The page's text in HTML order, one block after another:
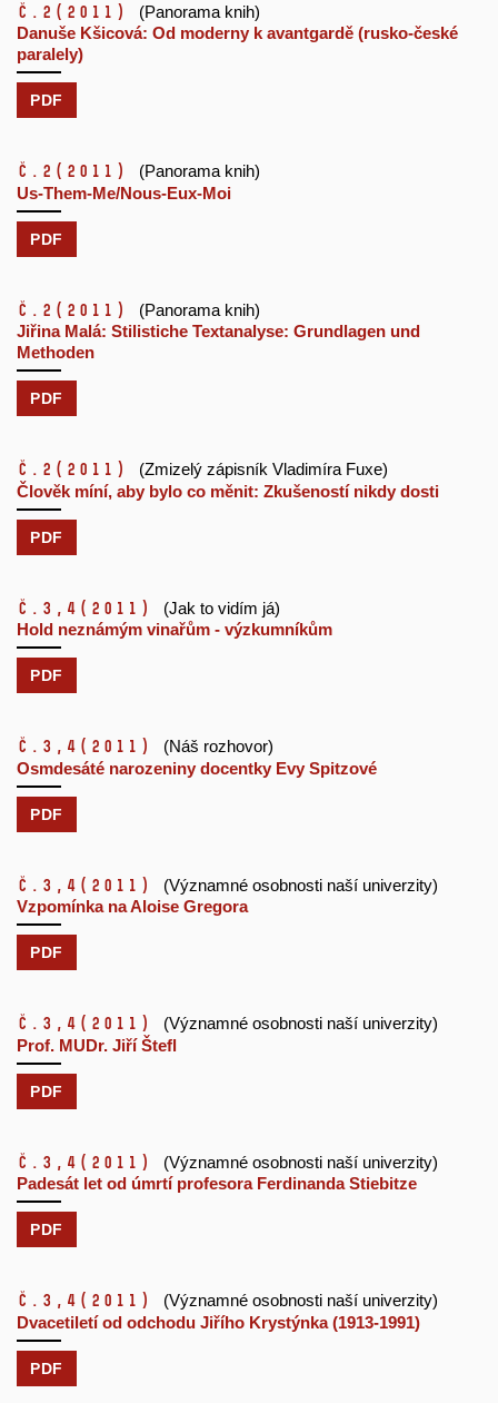
č.2 (2011)
(Panorama knih)
Danuše Kšicová: Od moderny k avantgardě (rusko-české
paralely)
PDF
č.2 (2011)
(Panorama knih)
Us-Them-Me/Nous-Eux-Moi
PDF
č.2 (2011)
(Panorama knih)
Jiřina Malá: Stilistiche Textanalyse: Grundlagen und
Methoden
PDF
č.2 (2011)
(Zmizelý zápisník Vladimíra Fuxe)
Člověk míní, aby bylo co měnit: Zkušeností nikdy dosti
PDF
č.3,4 (2011)
(Jak to vidím já)
Hold neznámým vinařům - výzkumníkům
PDF
č.3,4 (2011)
(Náš rozhovor)
Osmdesáté narozeniny docentky Evy Spitzové
PDF
č.3,4 (2011)
(Významné osobnosti naší univerzity)
Vzpomínka na Aloise Gregora
PDF
č.3,4 (2011)
(Významné osobnosti naší univerzity)
Prof. MUDr. Jiří Štefl
PDF
č.3,4 (2011)
(Významné osobnosti naší univerzity)
Padesát let od úmrtí profesora Ferdinanda Stiebitze
PDF
č.3,4 (2011)
(Významné osobnosti naší univerzity)
Dvacetiletí od odchodu Jiřího Krystýnka (1913-1991)
PDF